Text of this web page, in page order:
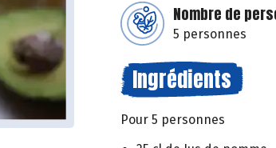
Nombre de
5 personnes
Ingrédients
Pour 5 personnes